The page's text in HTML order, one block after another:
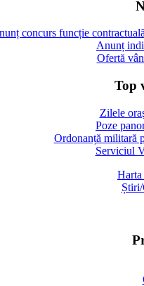
concurs funcție
Anunț
Ofertă
Top
Zilele
Poze
Ordonanță militară
Serviciul
Știri/